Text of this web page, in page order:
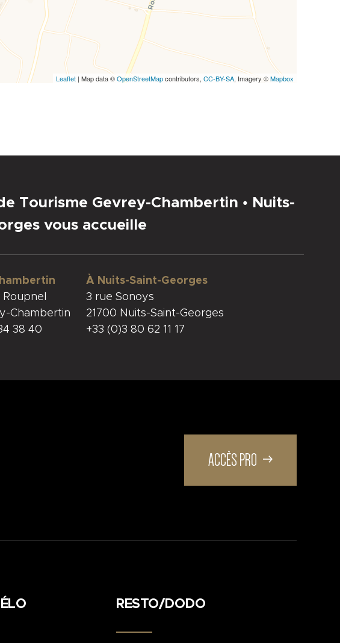
Leaflet | Map data ©OpenStreetMapcontributors, CC-BY-SA, Imagery ©Mapbox
Tourisme Gevrey-Chambertin • Nuits-
vous accueille
Chambertin
38 40
À Nuits-Saint-Georges
3 rue Sonoys
21700 Nuits-Saint-Georges
+33 (0)3 80 62 11 17
ACCÈS PRO
RESTO/DODO